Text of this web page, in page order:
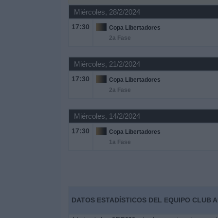
Miércoles, 28/2/2024
17:30
Copa Libertadores
2a Fase
Miércoles, 21/2/2024
17:30
Copa Libertadores
2a Fase
Miércoles, 14/2/2024
17:30
Copa Libertadores
1a Fase
DATOS ESTADÍSTICOS DEL EQUIPO CLUB